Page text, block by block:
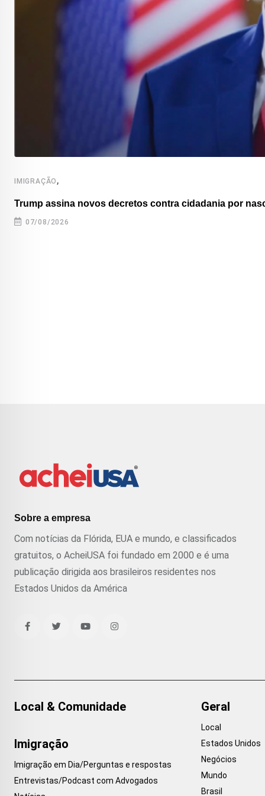
IMIGRAÇÃO ,
Trump assina novos decretos contra cidadania por
07/08/2026
Sobre a empresa
Com notícias da Flórida, EUA e mundo, e classificados
gratuitos, o AcheiUSA foi fundado em 2000 e é uma
publicação dirigida aos brasileiros residentes nos
Estados Unidos da América
Local & Comunidade
Imigração
Imigração em Dia/Perguntas e respostas
Entrevistas/Podcast com Advogados
Geral
Local
Estados Unidos
Negócios
Mundo
Brasil